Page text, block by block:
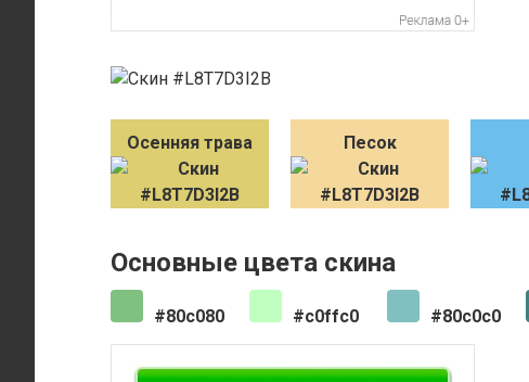
Осенняя трава Песок
Основные цвета скина
#80c080 #c0ffc0 #80c0c0